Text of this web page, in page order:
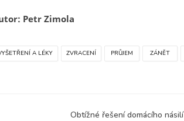
Petr Zimola
A LÉKY ZVRACENÍ PRŮJEM ZÁNĚT
Obtížné řešení domácího násilí